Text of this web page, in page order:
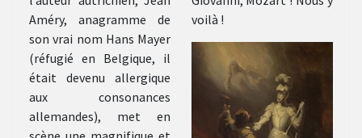
Améry, anagramme de
son vrai nom Hans Mayer
(réfugié en Belgique, il
était devenu allergique
aux consonances
allemandes), met en
voilà !